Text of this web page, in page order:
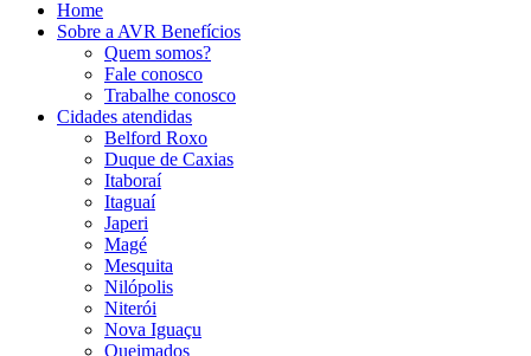
Home
Sobre a AVR Benefícios
Quem somos?
Fale conosco
Trabalhe conosco
Cidades atendidas
Belford Roxo
Duque de Caxias
Itaboraí
Itaguaí
Japeri
Magé
Mesquita
Nilópolis
Niterói
Nova Iguaçu
Queimados